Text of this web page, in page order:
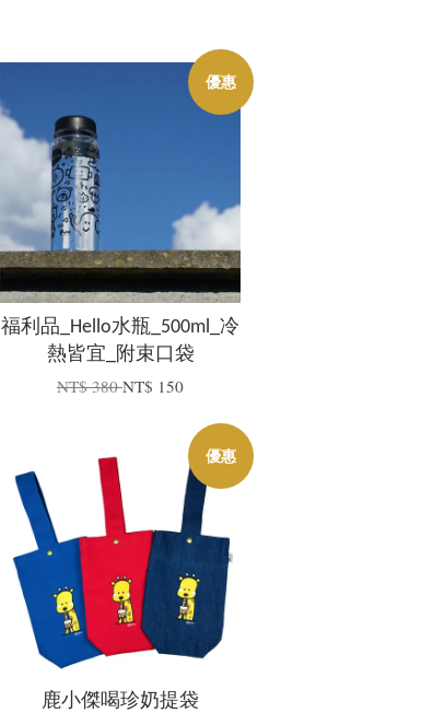
優惠
福利品_Hello水瓶_500ml_冷
熱皆宜_附束口袋
NT$ 380NT$ 150
優惠
鹿小傑喝珍奶提袋